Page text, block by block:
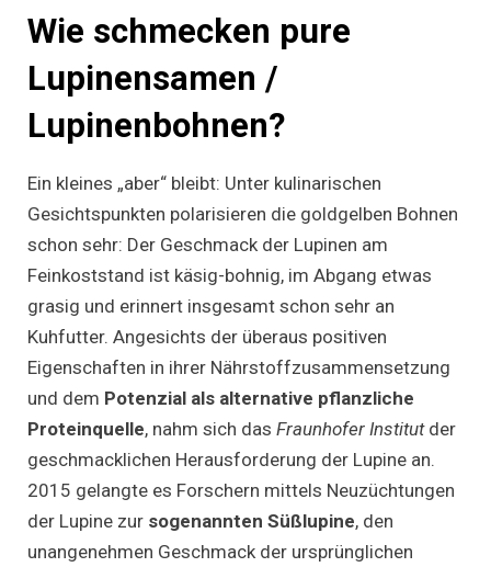
Wie schmecken pure
Lupinensamen /
Lupinenbohnen?
Ein kleines „aber“ bleibt: Unter kulinarischen
Gesichtspunkten polarisieren die goldgelben Bohnen
schon sehr: Der Geschmack der Lupinen am
Feinkoststand ist käsig-bohnig, im Abgang etwas
grasig und erinnert insgesamt schon sehr an
Kuhfutter. Angesichts der überaus positiven
Eigenschaften in ihrer Nährstoffzusammensetzung
und dem Potenzial als alternative pflanzliche
Proteinquelle, nahm sich das Fraunhofer Institutder
geschmacklichen Herausforderung der Lupine an.
2015 gelangte es Forschern mittels Neuzüchtungen
der Lupine zur sogenannten Süßlupine, den
unangenehmen Geschmack der ursprünglichen